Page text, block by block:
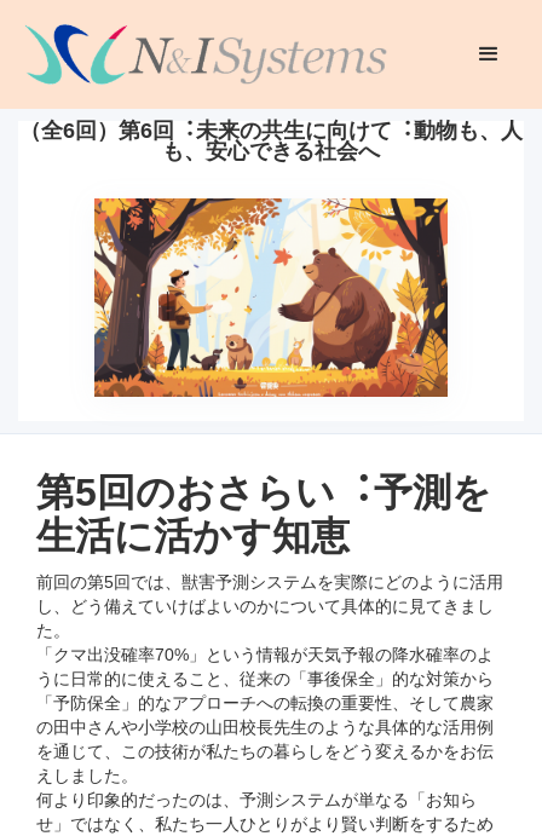
（全6回）第6回︓未来の共⽣に向けて︓動物も、⼈
も、安⼼できる社会へ
第5回のおさらい︓予測を
⽣活に活かす知恵
前回の第5回では、獣害予測システムを実際にどのように活⽤
し、どう備えていけばよいのかについて具体的に⾒てきまし
た。
「クマ出没確率70%」という情報が天気予報の降⽔確率のよ
うに⽇常的に使えること、従来の「事後保全」的な対策から
「予防保全」的なアプローチへの転換の重要性、そして農家
の⽥中さんや⼩学校の⼭⽥校⻑先⽣のような具体的な活⽤例
を通じて、この技術が私たちの暮らしをどう変えるかをお伝
えしました。
何より印象的だったのは、予測システムが単なる「お知ら
せ」ではなく、私たち⼀⼈ひとりがより賢い判断をするため